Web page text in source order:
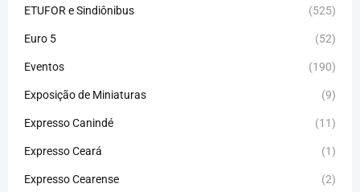
ETUFOR e Sindiônibus (525)
Euro 5 (52)
Eventos (190)
Exposição de Miniaturas (9)
Expresso Canindé (11)
Expresso Ceará (1)
Expresso Cearense (2)